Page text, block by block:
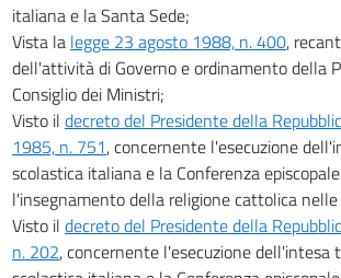
italiana e la Santa Sede;
Vista la legge 23 agosto 1988, n. 400,
dell'attività di Governo e ordinamento della
Consiglio dei Ministri;
Visto il decreto del Presidente della
1985, n. 751, concernente l'esecuzione
scolastica italiana e la Conferenza
l'insegnamento della religione cattolica nelle
Visto il decreto del Presidente della
n. 202, concernente l'esecuzione dell'intesa